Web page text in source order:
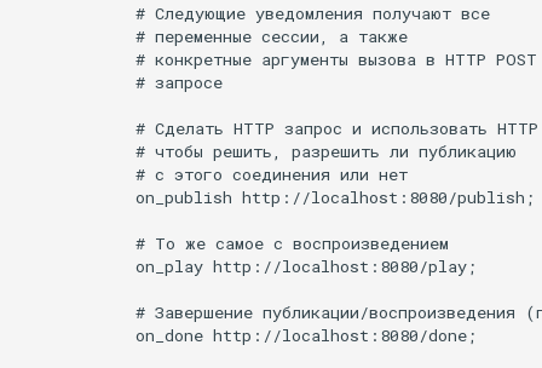
            # Следующие уведомления получают все
            # переменные сессии, а также
            # конкретные аргументы вызова в HTTP POST
            # запросе
# Сделать HTTP запрос и использовать
            # чтобы решить, разрешить ли публикацию
            # с этого соединения или нет
            on_publish http://localhost:8080/publish;
            # То же самое с воспроизведением
            on_play http://localhost:8080/play;
# Завершение публикации/воспроизведения
            on_done http://localhost:8080/done;